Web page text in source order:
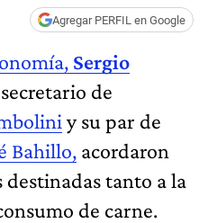
Agregar PERFIL en Google
Sergio
de
y su par de
Bahillo, acordaron
destinadas tanto a la
de carne.